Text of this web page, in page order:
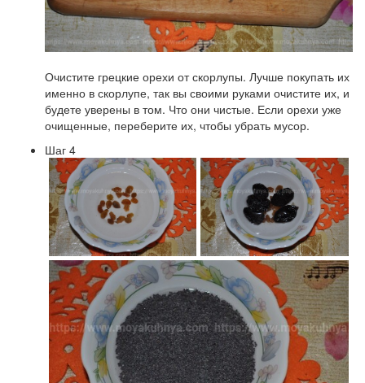
Очистите грецкие орехи от скорлупы. Лучше покупать их
именно в скорлупе, так вы своими руками очистите их, и
будете уверены в том. Что они чистые. Если орехи уже
очищенные, переберите их, чтобы убрать мусор.
Шаг 4